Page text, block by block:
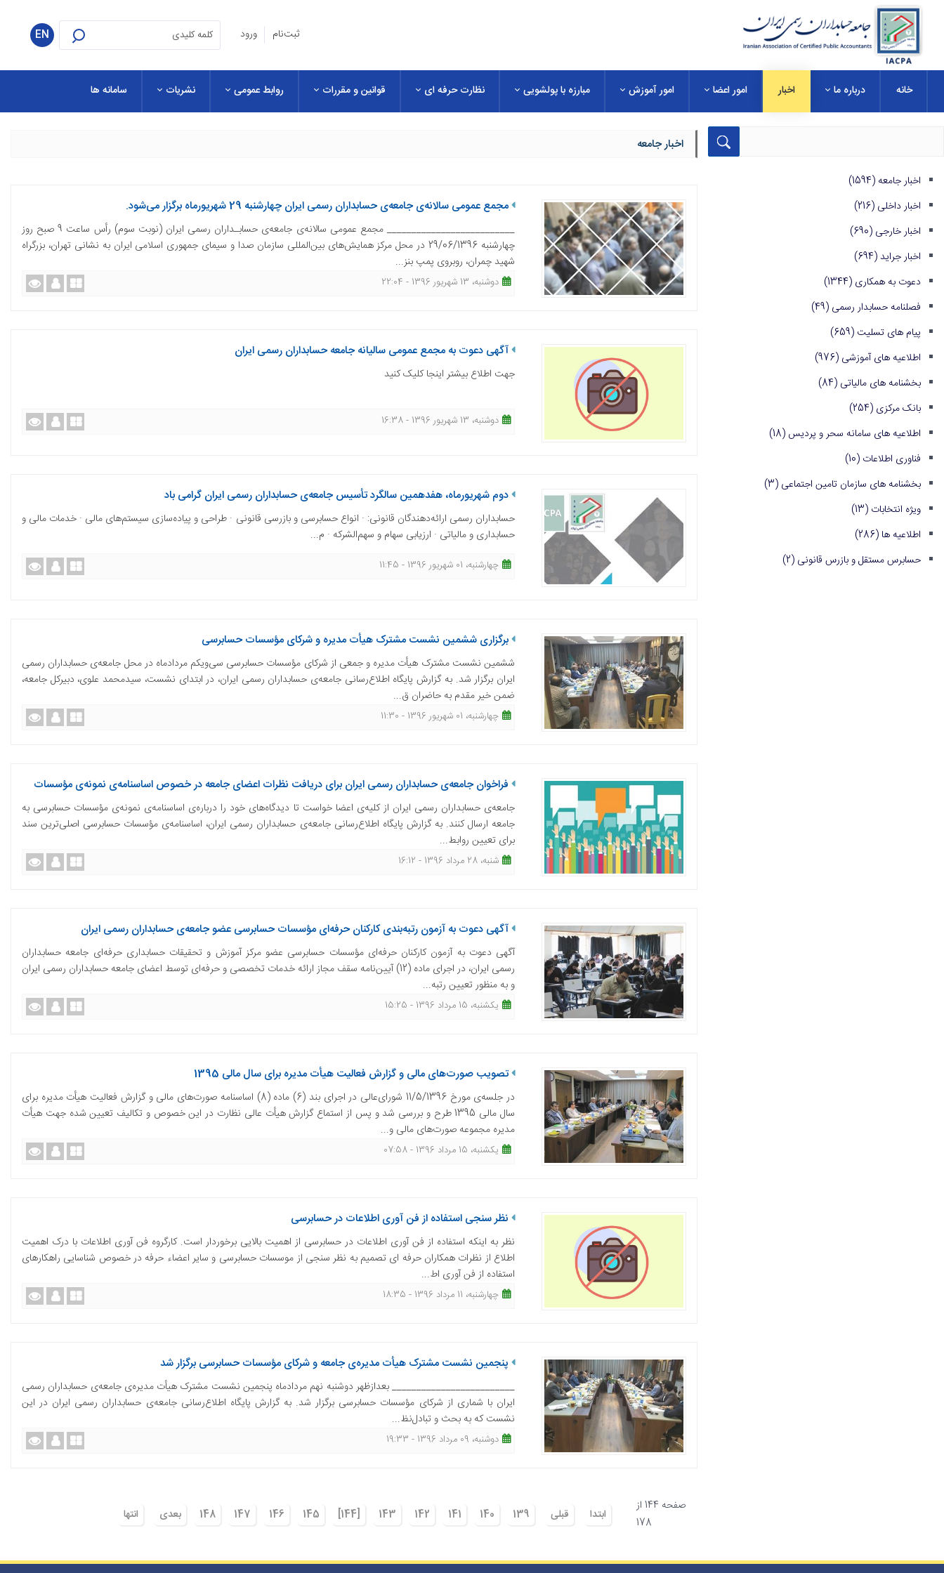
ثبت‌نام ورود EN
خانه درباره ما اخبار امور اعضا امور آموزش مبارزه با پولشویی نظارت حرفه ای قوانین و مقررات روابط عمومی نشریات سامانه ها
اخبار جامعه (1594)
اخبار داخلی (216)
اخبار خارجی (690)
اخبار جراید(694)
دعوت به همکاری (1344)
فصلنامه حسابدار رسمی (49)
پیام های تسلیت (659)
اطلاعیه های آموزشی (976)
بخشنامه های مالیاتی (84)
بانک مرکزی (254)
اطلاعیه های سامانه سحر و پردیس (18)
فناوری اطلاعات (10)
بخشنامه های سازمان تامین اجتماعی (3)
ویژه انتخابات (13)
اطلاعیه ها (286)
حسابرس مستقل و بازرس قانونی (2)
اخبار جامعه
مجمع عمومی سالانه‌ی جامعه‌ی حسابداران رسمی ایران چهارشنبه 29 شهریورماه برگزار می‌شود.
__________________________ مجمع عمومی سالانه‌ی جامعه‌ی حسابـداران رسمی ایران (نوبت سوم) رأس ساعت 9 صبح روز
چهارشنبه 29/06/1396 در محل مرکز همایش‌های بین‌المللی سازمان صدا و سیمای جمهوری اسلامی ایران به نشانی تهران، بزرگراه
شهید چمران، روبروی پمپ بنز...
دوشنبه، 13 شهریور 1396 - 22:04
آگهی دعوت به مجمع عمومی سالیانه جامعه حسابداران رسمی ایران
جهت اطلاع بیشتر اینجا کلیک کنید
دوشنبه، 13 شهریور 1396 - 16:38
دوم شهریورماه، هفدهمین سالگرد تأسیس جامعه‌ی حسابداران رسمی ایران گرامی باد
حسابداران رسمی ارائه‌دهندگان قانونی: · انواع حسابرسی و بازرسی قانونی · طراحی و پیاده‌سازی سیستم‌های مالی · خدمات مالی و
حسابداری و مالیاتی · ارزیابی سهام و سهم‌الشرکه · م...
چهارشنبه، 01 شهریور 1396 - 11:45
برگزاری ششمین نشست مشترک هیأت مدیره و شرکای مؤسسات حسابرسی
ششمین نشست مشترک هیأت مدیره و جمعی از شرکای مؤسسات حسابرسی سی‌ویکم مردادماه در محل جامعه‌ی حسابداران رسمی
ایران برگزار شد. به گزارش پایگاه اطلاع‌رسانی جامعه‌ی حسابداران رسمی ایران، در ابتدای نشست، سیدمحمد علوی، دبیرکل جامعه،
ضمن خیر مقدم به حاضران ق...
چهارشنبه، 01 شهریور 1396 - 11:30
فراخوان جامعه‌ی حسابداران رسمی ایران برای دریافت نظرات اعضای جامعه در خصوص اساسنامه‌ی نمونه‌ی مؤسسات
جامعه‌ی حسابداران رسمی ایران از کلیه‌ی اعضا خواست تا دیدگاه‌های خود را درباره‌ی اساسنامه‌ی نمونه‌ی مؤسسات حسابرسی به
جامعه ارسال کنند. به گزارش پایگاه اطلاع‌رسانی جامعه‌ی حسابداران رسمی ایران، اساسنامه‌ی مؤسسات حسابرسی اصلی‌ترین سند
برای تعیین روابط...
شنبه، 28 مرداد 1396 - 16:12
آگهی دعوت به آزمون رتبه‌بندی کارکنان حرفه‌ای مؤسسات حسابرسی عضو جامعه‌ی حسابداران رسمی ایران
آگهی دعوت به آزمون کارکنان حرفه‌ای مؤسسات حسابرسی عضو مرکز آموزش و تحقیقات حسابداری حرفه‌ای جامعه حسابداران
رسمی ایران، در اجرای ماده (12) آیین‌نامه سقف مجاز ارائه خدمات تخصصی و حرفه‌ای توسط اعضای جامعه حسابداران رسمی ایران
و به منظور تعیین رتبه...
یکشنبه، 15 مرداد 1396 - 15:25
تصویب صورت‌های مالی و گزارش فعالیت هیأت مدیره برای سال مالی 1395
در جلسه‌ی مورخ 11/5/1396 شورای‌عالی در اجرای بند (6) ماده (8) اساسنامه صورت‌های مالی و گزارش فعالیت هیأت مدیره برای
سال مالی 1395 طرح و بررسی شد و پس از استماع گزارش هیأت عالی نظارت در این خصوص و تکالیف تعیین شده جهت هیأت
مدیره مجموعه صورت‌های مالی و...
یکشنبه، 15 مرداد 1396 - 07:58
نظر سنجی استفاده از فن آوری اطلاعات در حسابرسی
نظر به اینکه استفاده از فن آوری اطلاعات در حسابرسی از اهمیت بالایی برخوردار است. کارگروه فن آوری اطلاعات با درک اهمیت
اطلاع از نظرات همکاران حرفه ای تصمیم به نظر سنجی از موسسات حسابرسی و سایر اعضاء حرفه در خصوص شناسایی راهکارهای
استفاده از فن آوری اط...
چهارشنبه، 11 مرداد 1396 - 18:35
پنجمین نشست مشترک هیأت مدیره‌ی جامعه و شرکای مؤسسات حسابرسی برگزار شد
_________________________ بعدازظهر دوشنبه نهم مردادماه پنجمین نشست مشترک هیأت مدیره‌ی جامعه‌ی حسابداران رسمی
ایران با شماری از شرکای مؤسسات حسابرسی برگزار شد. به گزارش پایگاه اطلاع‌رسانی جامعه‌ی حسابداران رسمی ایران در این
نشست که به بحث و تبادل‌نظ...
دوشنبه، 09 مرداد 1396 - 19:33
صفحه 144 از
178
ابتدا قبلی 139
140
141
142
143
[144]
145
146
147
148 بعدی انتها